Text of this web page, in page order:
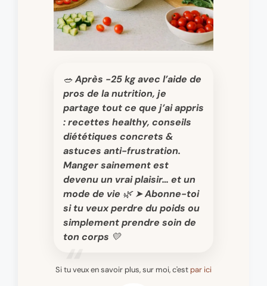
🥗 Après -25 kg avec l’aide de
pros de la nutrition, je
partage tout ce que j’ai appris
: recettes healthy, conseils
diététiques concrets &
astuces anti-frustration.
Manger sainement est
devenu un vrai plaisir… et un
mode de vie 🌿 ➤ Abonne-toi
si tu veux perdre du poids ou
simplement prendre soin de
ton corps 💛
Si tu veux en savoir plus, sur moi, c'est par ici